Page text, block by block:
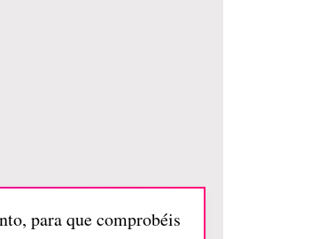
para que comprobéis